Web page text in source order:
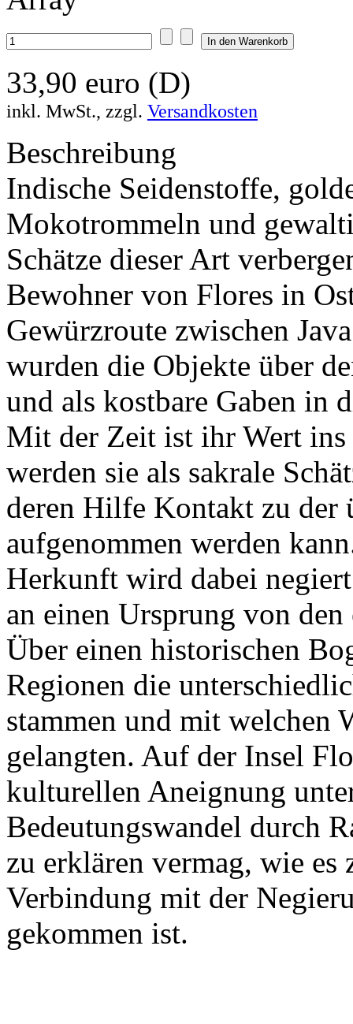
33,90 euro (D)
inkl. MwSt., zzgl. Versandkosten
Beschreibung
Indische Seidenstoffe,
Mokotrommeln und
Schätze dieser Art
Bewohner von Flores in
Gewürzroute zwischen
wurden die Objekte über
und als kostbare Gaben in
Mit der Zeit ist ihr Wert ins
werden sie als sakrale
deren Hilfe Kontakt zu der
aufgenommen werden
Herkunft wird dabei
an einen Ursprung von
Über einen historischen
Regionen die
stammen und mit welchen
gelangten. Auf der Insel
kulturellen Aneignung
Bedeutungswandel durch
zu erklären vermag, wie
Verbindung mit der
gekommen ist.